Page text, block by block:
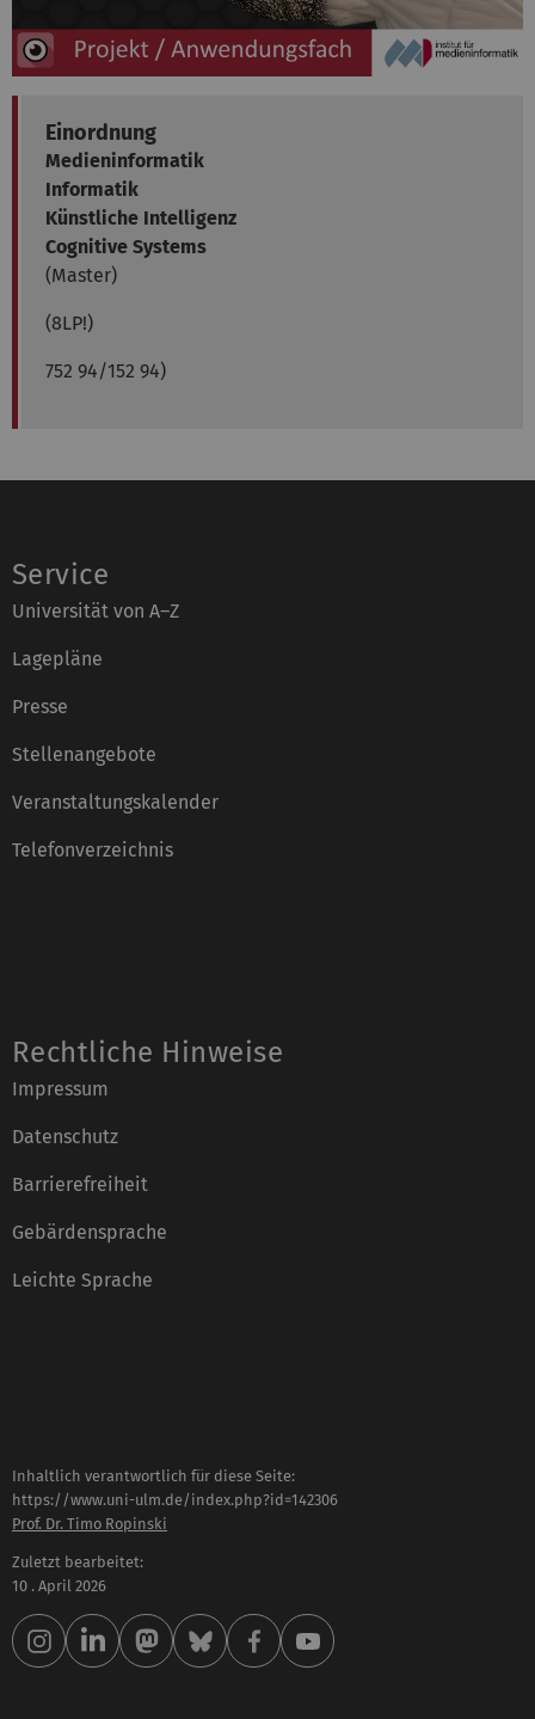
Einordnung
Medieninformatik
Informatik
Künstliche Intelligenz
Cognitive Systems
(Master)
(8LP!)
752 94/152 94)
Service
Universität von A–Z
Lagepläne
Presse
Stellenangebote
Veranstaltungskalender
Telefonverzeichnis
Rechtliche Hinweise
Impressum
Datenschutz
Barrierefreiheit
Gebärdensprache
Leichte Sprache
Inhaltlich verantwortlich für diese Seite:
https://www.uni-ulm.de/index.php?id=142306
Prof. Dr. Timo Ropinski
Zuletzt bearbeitet:
10 . April 2026